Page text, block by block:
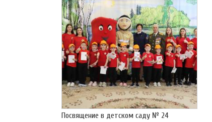
Посвящение в детском саду № 24